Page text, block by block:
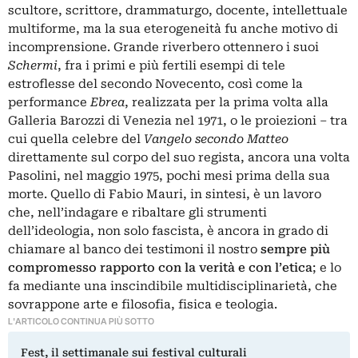
scultore, scrittore, drammaturgo, docente, intellettuale
multiforme, ma la sua eterogeneità fu anche motivo di
incomprensione. Grande riverbero ottennero i suoi
Schermi, fra i primi e più fertili esempi di tele
estroflesse del secondo Novecento, così come la
performanceEbrea, realizzata per la prima volta alla
Galleria Barozzi di Venezia nel 1971, o le proiezioni – tra
cui quella celebre del Vangelo secondo Matteo
direttamente sul corpo del suo regista, ancora una volta
Pasolini, nel maggio 1975, pochi mesi prima della sua
morte. Quello di Fabio Mauri, in sintesi, è un lavoro
che, nell’indagare e ribaltare gli strumenti
dell’ideologia, non solo fascista, è ancora in grado di
chiamare al banco dei testimoni il nostro sempre più
compromesso rapporto con la verità e con l’etica; e lo
fa mediante una inscindibile multidisciplinarietà, che
sovrappone arte e filosofia, fisica e teologia.
L'ARTICOLO CONTINUA PIÙ SOTTO
Fest, il settimanale sui festival culturali